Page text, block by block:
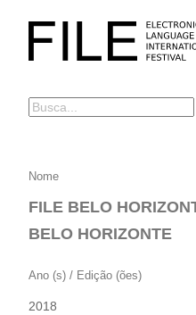
FILE
FESTIVAL
FILE
BELO
HORIZONTE
–
PORTAL
Nome
FILE BELO
BELO HORIZONTE
Ano (s) / Edição (ões)
2018